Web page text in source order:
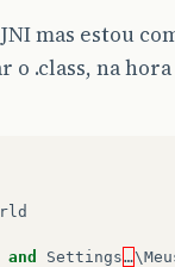
mas estou
o .class, na
and Settings…\